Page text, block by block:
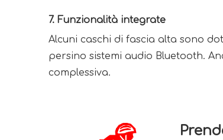
7. Funzionalità integrate
Alcuni caschi di fascia alta sono
persino sistemi audio Bluetooth.
complessiva.